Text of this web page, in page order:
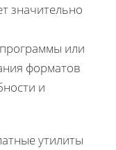
значительно
или
форматов
и
утилиты